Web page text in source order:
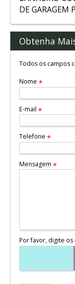
DE GARAGEM
Obtenha
Todos os campos
Nome *
E-mail *
Telefone *
Mensagem *
Por favor, digite